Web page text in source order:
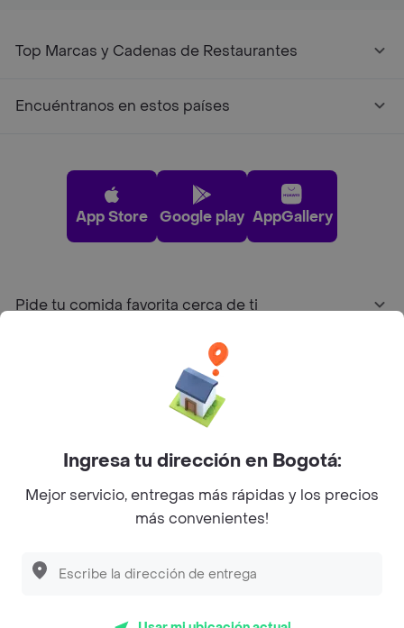
Top Marcas y Cadenas de Restaurantes
Encuéntranos en estos países
App Store Google play AppGallery
Pide tu comida favorita cerca de ti
Sobre Rappi
Facebook
Twitter
Instagram
© 2026Rappi Inc. All rights reserved.
Ingresa tu dirección en Bogotá:
Mejor servicio, entregas más rápidas y los precios
más convenientes!